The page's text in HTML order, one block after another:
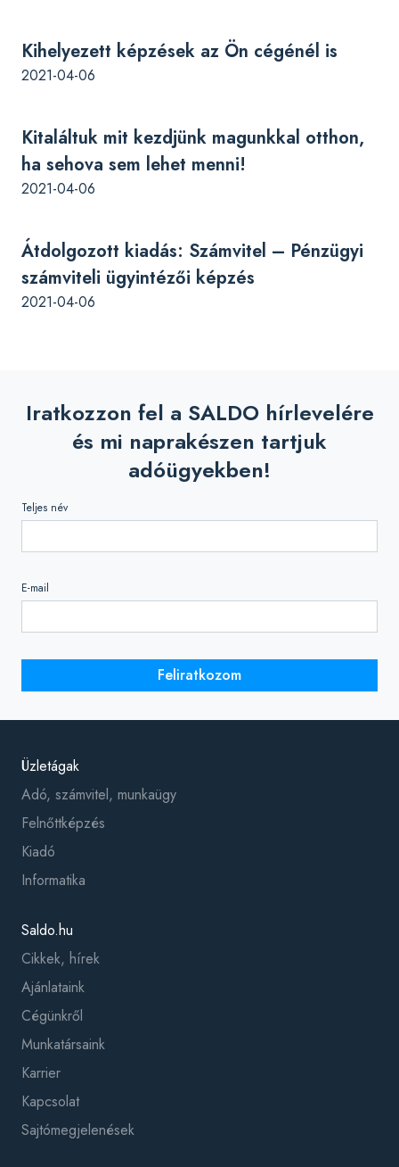
Kihelyezett képzések az Ön cégénél is
2021-04-06
Kitaláltuk mit kezdjünk magunkkal otthon,
ha sehova sem lehet menni!
2021-04-06
Átdolgozott kiadás: Számvitel – Pénzügyi
számviteli ügyintézői képzés
2021-04-06
Iratkozzon fel a SALDO hírlevelére
és mi naprakészen tartjuk
adóügyekben!
Teljes név
E-mail
Feliratkozom
Üzletágak
Adó, számvitel, munkaügy
Felnőttképzés
Kiadó
Informatika
Saldo.hu
Cikkek, hírek
Ajánlataink
Cégünkről
Munkatársaink
Karrier
Kapcsolat
Sajtómegjelenések